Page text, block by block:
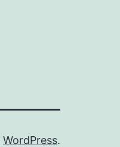
WordPress.